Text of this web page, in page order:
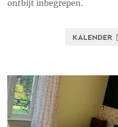
Stuur een e-
ontbijt inbegrepen.
KALENDER